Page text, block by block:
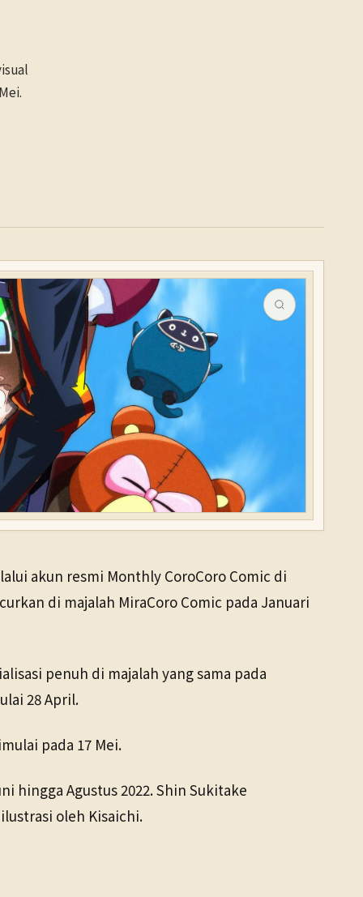
akun resmi Monthly CoroCoro Comic di
di majalah MiraCoro Comic pada Januari
penuh di majalah yang sama pada
28 April.
pada 17 Mei.
hingga Agustus 2022. Shin Sukitake
oleh Kisaichi.